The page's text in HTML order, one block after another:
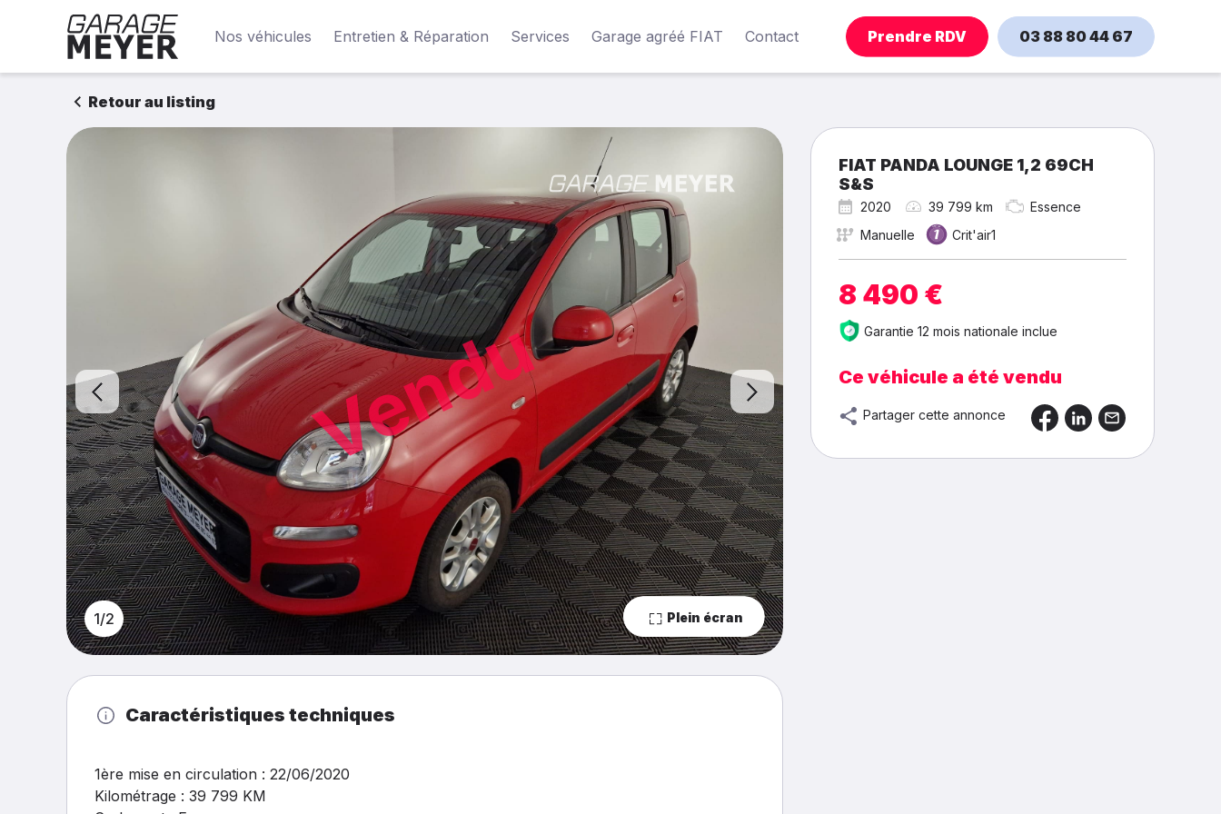
Nos véhicules Entretien & Réparation Services Garage agréé FIAT Contact Prendre RDV 03 88 80 44 67
Retour au listing
FIAT PANDA LOUNGE 1,2 69CH
S&S
2020 39 799 km
Essence
Manuelle
Crit'air1
8 490 €
Garantie 12 mois nationale inclue
Ce véhicule a été vendu
Partager cette annonce
Plein écran
1/2
Vendu
Caractéristiques techniques
1ère mise en circulation : 22/06/2020
Kilométrage : 39 799 KM